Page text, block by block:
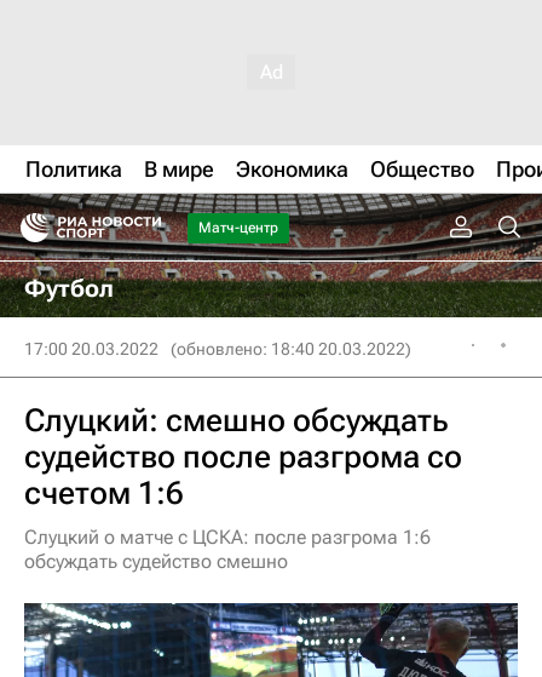
Политика В мире Экономика Общество
Матч-центр
Футбол
17:00 20.03.2022 (обновлено: 18:40 20.03.2022)
Слуцкий: смешно обсуждать
судейство после разгрома со
счетом 1:6
Слуцкий о матче с ЦСКА: после разгрома 1:6
обсуждать судейство смешно